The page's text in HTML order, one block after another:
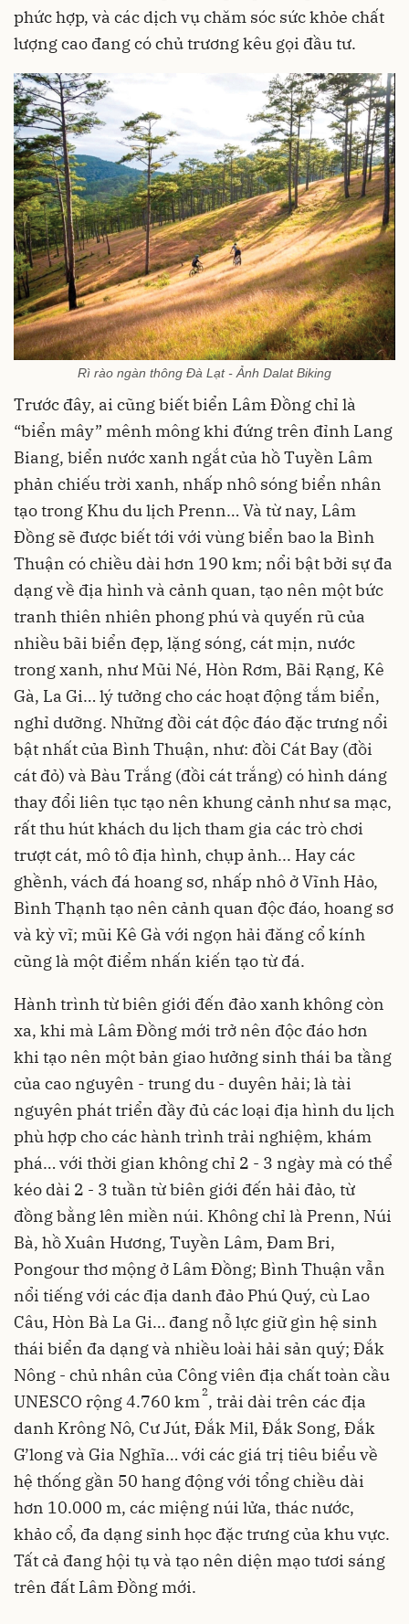
phức hợp, và các dịch vụ chăm sóc sức khỏe chất
lượng cao đang có chủ trương kêu gọi đầu tư.
Rì rào ngàn thông Đà Lạt - Ảnh Dalat Biking
Trước đây, ai cũng biết biển Lâm Đồng chỉ là
“biển mây” mênh mông khi đứng trên đỉnh Lang
Biang, biển nước xanh ngắt của hồ Tuyền Lâm
phản chiếu trời xanh, nhấp nhô sóng biển nhân
tạo trong Khu du lịch Prenn… Và từ nay, Lâm
Đồng sẽ được biết tới với vùng biển bao la Bình
Thuận có chiều dài hơn 190 km; nổi bật bởi sự đa
dạng về địa hình và cảnh quan, tạo nên một bức
tranh thiên nhiên phong phú và quyến rũ của
nhiều bãi biển đẹp, lặng sóng, cát mịn, nước
trong xanh, như Mũi Né, Hòn Rơm, Bãi Rạng, Kê
Gà, La Gi… lý tưởng cho các hoạt động tắm biển,
nghỉ dưỡng. Những đồi cát độc đáo đặc trưng nổi
bật nhất của Bình Thuận, như: đồi Cát Bay (đồi
cát đỏ) và Bàu Trắng (đồi cát trắng) có hình dáng
thay đổi liên tục tạo nên khung cảnh như sa mạc,
rất thu hút khách du lịch tham gia các trò chơi
trượt cát, mô tô địa hình, chụp ảnh... Hay các
ghềnh, vách đá hoang sơ, nhấp nhô ở Vĩnh Hảo,
Bình Thạnh tạo nên cảnh quan độc đáo, hoang sơ
và kỳ vĩ; mũi Kê Gà với ngọn hải đăng cổ kính
cũng là một điểm nhấn kiến tạo từ đá.
Hành trình từ biên giới đến đảo xanh không còn
xa, khi mà Lâm Đồng mới trở nên độc đáo hơn
khi tạo nên một bản giao hưởng sinh thái ba tầng
của cao nguyên - trung du - duyên hải; là tài
nguyên phát triển đầy đủ các loại địa hình du lịch
phù hợp cho các hành trình trải nghiệm, khám
phá… với thời gian không chỉ 2 - 3 ngày mà có thể
kéo dài 2 - 3 tuần từ biên giới đến hải đảo, từ
đồng bằng lên miền núi. Không chỉ là Prenn, Núi
Bà, hồ Xuân Hương, Tuyền Lâm, Đam Bri,
Pongour thơ mộng ở Lâm Đồng; Bình Thuận vẫn
nổi tiếng với các địa danh đảo Phú Quý, cù Lao
Câu, Hòn Bà La Gi… đang nỗ lực giữ gìn hệ sinh
thái biển đa dạng và nhiều loài hải sản quý; Đắk
Nông - chủ nhân của Công viên địa chất toàn cầu
UNESCO rộng 4.760 km 2, trải dài trên các địa
danh Krông Nô, Cư Jút, Đắk Mil, Đắk Song, Đắk
G’long và Gia Nghĩa… với các giá trị tiêu biểu về
hệ thống gần 50 hang động với tổng chiều dài
hơn 10.000 m, các miệng núi lửa, thác nước,
khảo cổ, đa dạng sinh học đặc trưng của khu vực.
Tất cả đang hội tụ và tạo nên diện mạo tươi sáng
trên đất Lâm Đồng mới.